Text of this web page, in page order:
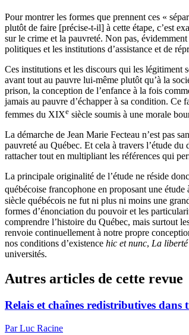
Pour montrer les formes que prennent ces «
plutôt de faire [précise-t-il] à cette étape, c’est
sur le crime et la pauvreté. Non pas,
politiques et les institutions d’assistance et de
Ces institutions et les discours qui les légitiment
avant tout au pauvre lui-même plutôt qu’à la
prison, la conception de l’enfance à la fois
jamais au pauvre d’échapper à sa condition.
femmes du XIXe siècle soumis à une morale
La démarche de Jean Marie Fecteau n’est pas
pauvreté au Québec. Et cela à travers l’étude
rattacher tout en multipliant les références qui
La principale originalité de l’étude ne réside
québécoise francophone en proposant une
siècle québécois ne fut ni plus ni moins une
formes d’énonciation du pouvoir et les
comprendre l’histoire du Québec, mais surtout
renvoie continuellement à notre propre
nos conditions d’existence hic et nunc, La
universités.
Autres articles de cette revue
Relais et chaînes redistributives dans
Par Luc Racine